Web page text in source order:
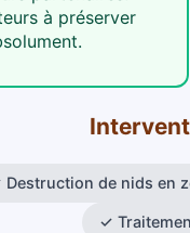
à préserver
Destruction de nids en
✓